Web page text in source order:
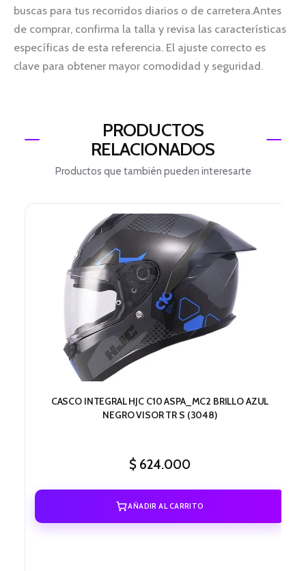
buscas para tus recorridos diarios o de carretera.Antes
de comprar, confirma la talla y revisa las características
específicas de esta referencia. El ajuste correcto es
clave para obtener mayor comodidad y seguridad.
PRODUCTOS
RELACIONADOS
Productos que también pueden interesarte
CASCO INTEGRAL HJC C10 ASPA_MC2 BRILLO AZUL
NEGRO VISOR TR S (3048)
$ 624.000
AÑADIR AL CARRITO